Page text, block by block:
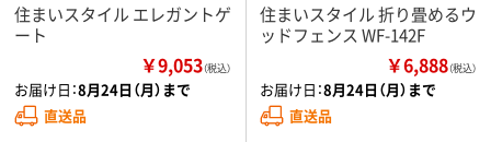
住まいスタイル エレガントゲ
ート
￥9,053（税込）
お届け日：8月24日（月）まで
直送品
住まいスタイル 折り畳めるウ
ッドフェンス WF-142F
￥6,888（税込）
お届け日：8月24日（月）まで
直送品